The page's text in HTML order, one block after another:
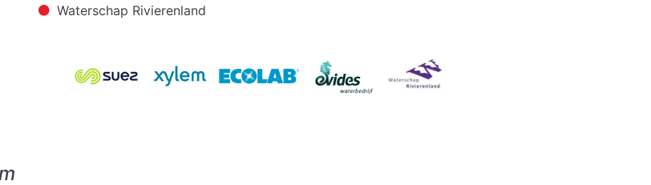
Waterschap Rivierenland